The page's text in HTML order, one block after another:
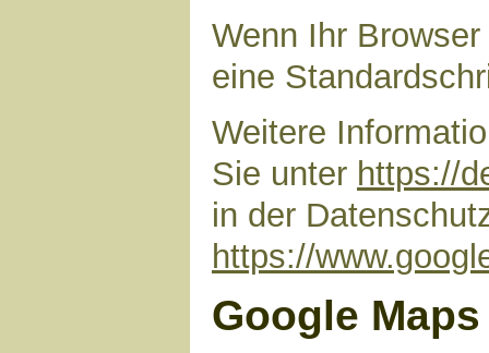
Wenn Ihr
eine
Weitere
Sie unter https://
in der
https://
Google Maps